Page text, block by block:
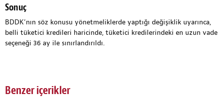
Sonuç
BDDK’nın söz konusu yönetmeliklerde yaptığı değişiklik uyarınca,
belli tüketici kredileri haricinde, tüketici kredilerindeki en uzun vade
seçeneği 36 ay ile sınırlandırıldı.
Benzer içerikler